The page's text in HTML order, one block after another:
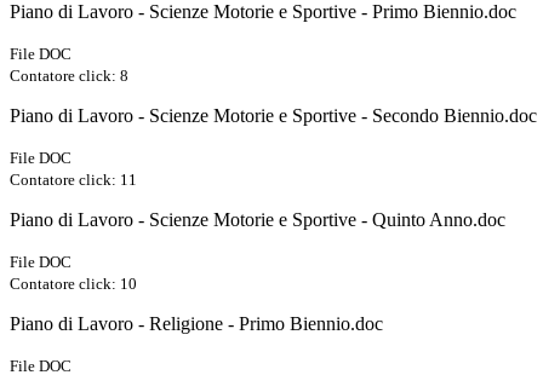
Piano di Lavoro - Scienze Motorie e Sportive - Primo Biennio.doc
File DOC
Contatore click: 8
Piano di Lavoro - Scienze Motorie e Sportive - Secondo Biennio.doc
File DOC
Contatore click: 11
Piano di Lavoro - Scienze Motorie e Sportive - Quinto Anno.doc
File DOC
Contatore click: 10
Piano di Lavoro - Religione - Primo Biennio.doc
File DOC